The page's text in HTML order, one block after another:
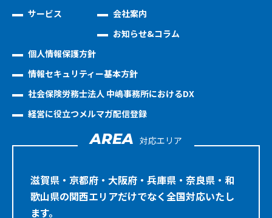
サービス
会社案内
お知らせ&コラム
個人情報保護方針
情報セキュリティー基本方針
社会保険労務士法人 中嶋事務所におけるDX
経営に役立つメルマガ配信登録
AREA 対応エリア
滋賀県・京都府・大阪府・兵庫県・奈良県・和
歌山県の関西エリアだけでなく全国対応いたし
ます。